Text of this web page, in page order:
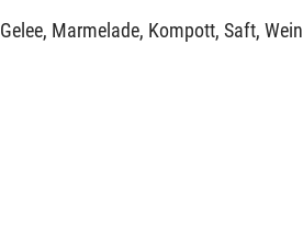
Gelee, Marmelade, Kompott, Saft, Wein